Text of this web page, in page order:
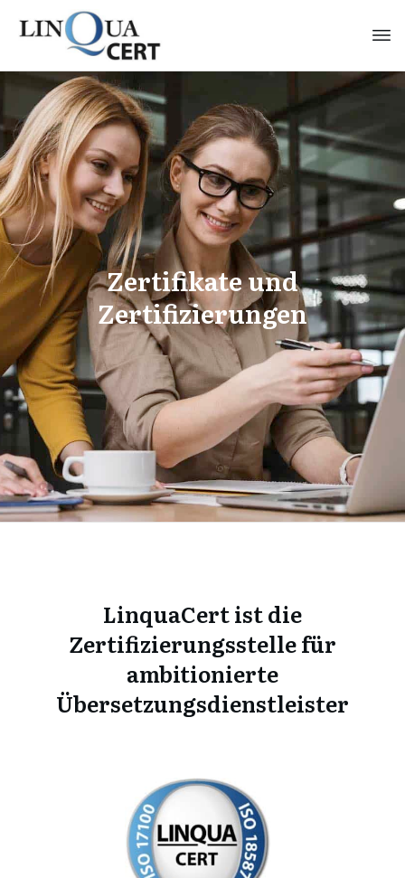
Zertifikate und
Zertifizierungen
LinquaCert ist die
Zertifizierungsstelle für
ambitionierte
Übersetzungsdienstleister